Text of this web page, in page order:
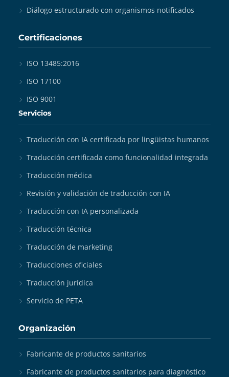
Diálogo estructurado con organismos notificados
Certificaciones
ISO 13485:2016
ISO 17100
ISO 9001
Servicios
Traducción con IA certificada por lingüistas humanos
Traducción certificada como funcionalidad integrada
Traducción médica
Revisión y validación de traducción con IA
Traducción con IA personalizada
Traducción técnica
Traducción de marketing
Traducciones oficiales
Traducción jurídica
Servicio de PETA
Organización
Fabricante de productos sanitarios
Fabricante de productos sanitarios para diagnóstico